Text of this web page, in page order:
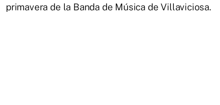
primavera de la Banda de Música de Villaviciosa.